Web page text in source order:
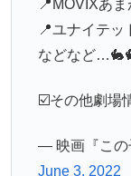
📍MOVIXあま
📍ユナイテッ
などなど
☑️その他劇場
— 映画『この
June 3, 2022